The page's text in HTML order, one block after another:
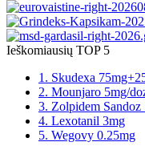
Ieškomiausių TOP 5
1. Skudexa
2. Mounjaro 5mg/
3. Zolpidem Sandoz
4. Lexotanil 3mg
5. Wegovy 0.25mg